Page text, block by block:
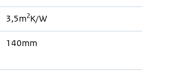
3,5m2K/W
140mm